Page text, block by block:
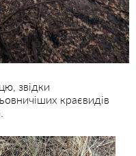
звідки
краєвидів